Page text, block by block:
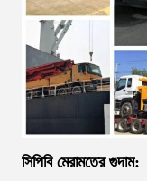
সিপিবি মেরামতের গুদাম: